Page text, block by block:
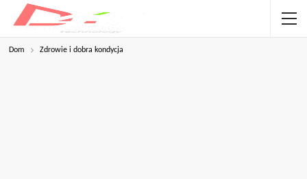
Dom Zdrowie i dobra kondycja